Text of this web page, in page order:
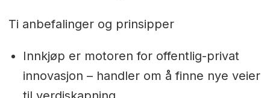
Ti anbefalinger og prinsipper
Innkjøp er motoren for offentlig-privat
innovasjon – handler om å finne nye veier